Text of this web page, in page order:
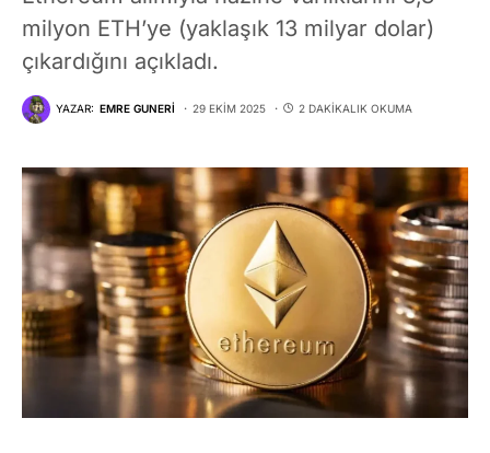
milyon ETH’ye (yaklaşık 13 milyar dolar)
çıkardığını açıkladı.
YAZAR: EMRE GUNERI 29 EKIM 2025 2 DAKIKALIK OKUMA